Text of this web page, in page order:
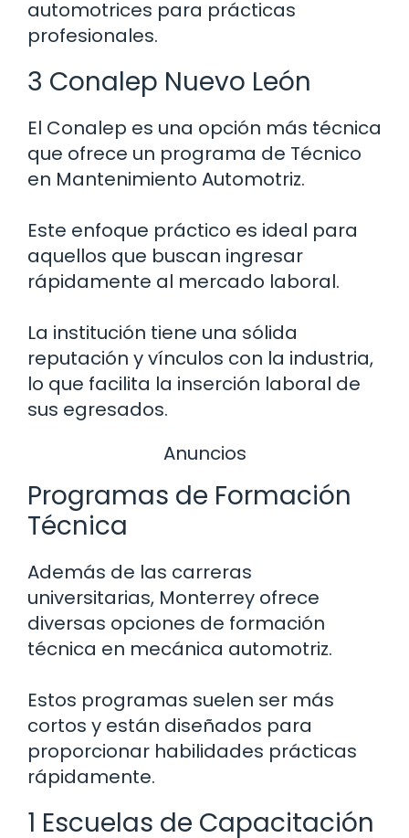
automotrices para prácticas
profesionales.
3 Conalep Nuevo León
El Conalep es una opción más técnica
que ofrece un programa de Técnico
en Mantenimiento Automotriz.
Este enfoque práctico es ideal para
aquellos que buscan ingresar
rápidamente al mercado laboral.
La institución tiene una sólida
reputación y vínculos con la industria,
lo que facilita la inserción laboral de
sus egresados.
Anuncios
Programas de Formación
Técnica
Además de las carreras
universitarias, Monterrey ofrece
diversas opciones de formación
técnica en mecánica automotriz.
Estos programas suelen ser más
cortos y están diseñados para
proporcionar habilidades prácticas
rápidamente.
1 Escuelas de Capacitación